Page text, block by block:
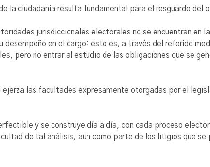
la ciudadanía resulta fundamental para el resguardo del
jurisdiccionales electorales no se encuentran en
en el cargo; esto es, a través del referido
pero no entrar al estudio de las obligaciones que se
las facultades expresamente otorgadas por el
y se construye día a día, con cada proceso
de tal análisis, aun como parte de los litigios que